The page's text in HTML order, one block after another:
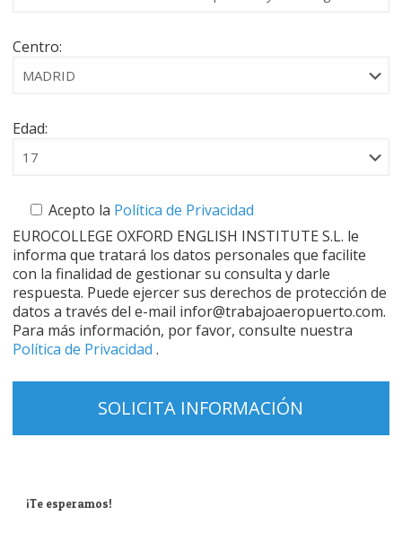
Centro:
Edad:
Acepto la Política de Privacidad
EUROCOLLEGE OXFORD ENGLISH INSTITUTE S.L. le
informa que tratará los datos personales que facilite
con la finalidad de gestionar su consulta y darle
respuesta. Puede ejercer sus derechos de protección de
datos a través del e-mail infor@trabajoaeropuerto.com.
Para más información, por favor, consulte nuestra
Política de Privacidad.
¡Te esperamos!